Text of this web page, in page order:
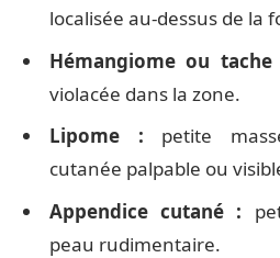
localisée au-dessus de la
Hémangiome ou tache
violacée dans la zone.
Lipome : petite
cutanée palpable ou
Appendice cutané :
peau rudimentaire.